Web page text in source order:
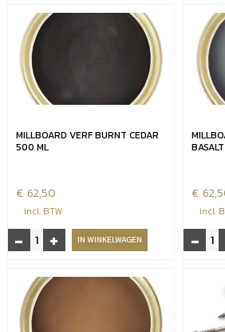
Embered
aantal
Vintage
aantal
MILLBOARD VERF BURNT CEDAR
500 ML
€ 62,50
incl. BTW
-
Millboard
verf
Cedar
500
ml
+ IN WINKELWAGEN
€
incl.
-
verf